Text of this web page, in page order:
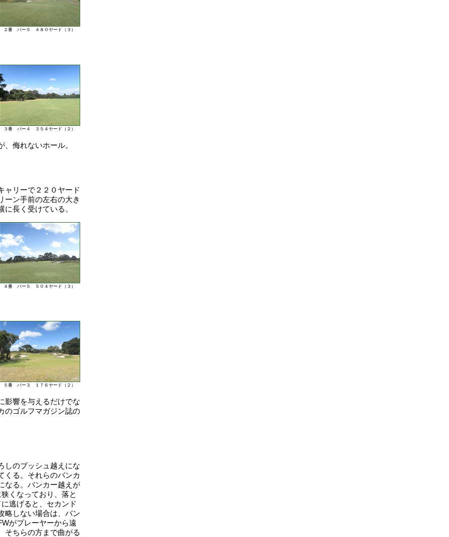
２番 パー５ ４８０ヤード（３）
３番 パー４ ３５４ヤード（２）
侮れないホール。
ャリーで２２０ヤード
ーン手前の左右の大き
長く受けている。
４番 パー５ ５０４ヤード（３）
５番 パー３ １７６ヤード（２）
影響を与えるだけでな
のゴルフマガジン誌の
しのブッシュ越えにな
くる。それらのバンカ
なる。バンカー越えが
くなっており、落と
逃げると、セカンド
略しない場合は、バン
がプレーヤーから遠
そちらの方まで曲がる